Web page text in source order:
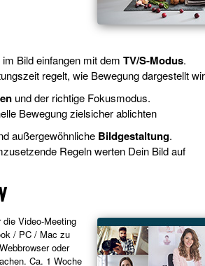
im Bild einfangen mit demTV/S-Modus.
regelt, wie Bewegung dargestellt
und der richtige Fokusmodus.
Bewegung zielsicher ablichten
außergewöhnliche Bildgestaltung.
Regeln werten Dein Bild auf
Video-Meeting
/ PC / Mac zu
oder
Ca. 1 Woche